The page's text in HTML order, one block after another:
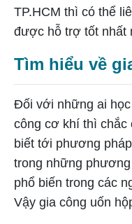
TP.HCM thì có thể
được hỗ trợ tốt nhất
Tìm hiểu về
Đối với những ai
công cơ khí thì chắc
biết tới phương
trong những
phổ biến trong các
Vậy gia công uốn